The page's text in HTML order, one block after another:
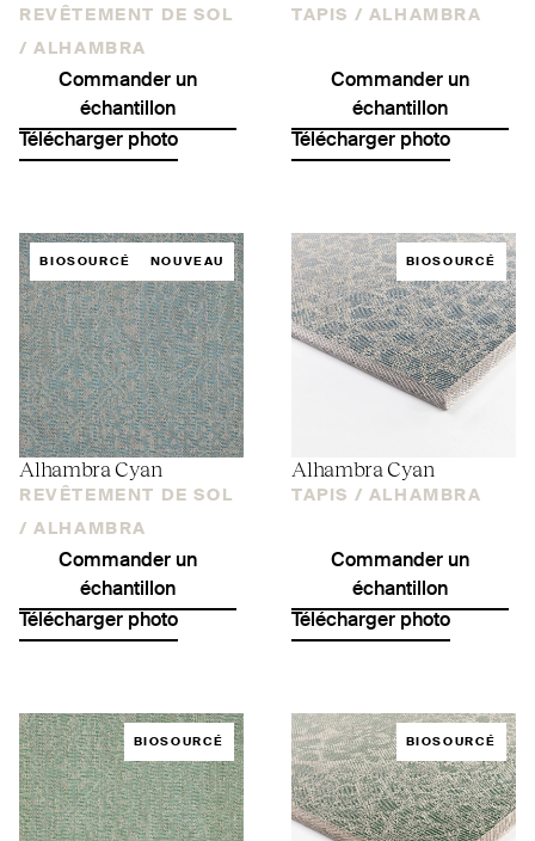
REVÊTEMENT DE SOL
/ ALHAMBRA
Commander un
échantillon
Télécharger photo
TAPIS / ALHAMBRA
Commander un
échantillon
Télécharger photo
BIOSOURCÉ NOUVEAU
Alhambra Cyan
REVÊTEMENT DE SOL
/ ALHAMBRA
Commander un
échantillon
Télécharger photo
BIOSOURCÉ
Alhambra Cyan
TAPIS / ALHAMBRA
Commander un
échantillon
Télécharger photo
BIOSOURCÉ BIOSOURCÉ